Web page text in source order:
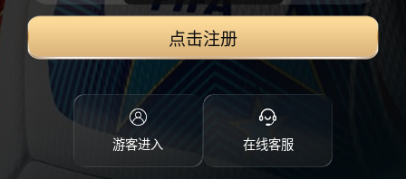
点击注册
游客进入 在线客服